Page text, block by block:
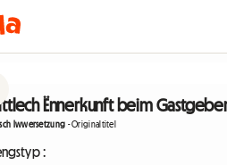
Ënnerkunft beim
Iwwersetzung -Originaltitel
: